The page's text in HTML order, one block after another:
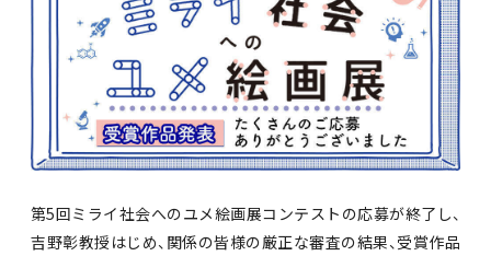
第5回ミライ社会へのユメ絵画展コンテストの応募が終了し、
吉野彰教授はじめ、関係の皆様の厳正な審査の結果、受賞作品